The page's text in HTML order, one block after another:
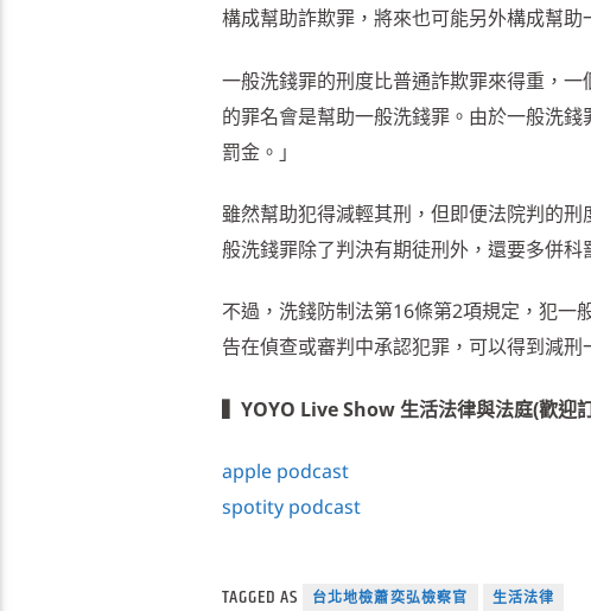
構成幫助詐欺罪，將來也可能另外構成幫助
一般洗錢罪的刑度比普通詐欺罪來得重，
的罪名會是幫助一般洗錢罪。由於一般洗
罰金。」
雖然幫助犯得減輕其刑，但即便法院判的
般洗錢罪除了判決有期徒刑外，還要多併
不過，洗錢防制法第16條第2項規定，犯一
告在偵查或審判中承認犯罪，可以得到減
▍YOYO Live Show 生活法律與法庭(歡迎
apple podcast
spotity podcast
TAGGED AS 台北地檢蕭奕弘檢察官 生活法律